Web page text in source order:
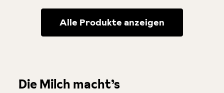
Alle Produkte anzeigen
Die Milch macht’s